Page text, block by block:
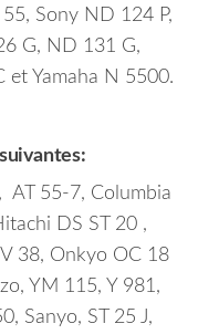
55, Sony ND 124 P,
G, ND 131 G,
et Yamaha N 5500.
AT 55-7, Columbia
DS ST 20 ,
38, Onkyo OC 18
YM 115, Y 981,
Sanyo, ST 25 J,